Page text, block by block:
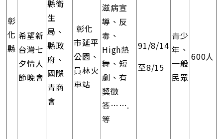
彰
化
縣
希望新
台灣七
夕情人
節晚會
縣衛
生
局、
縣政
府、
國際
青商
會
彰化
市延平
公園、
員林火
車站
滋病宣
導、反
毒、
High熱
舞、短
劇、有
獎徵
答…….
等
91/8/14
至8/15
青少
年、
一般
民眾
600人